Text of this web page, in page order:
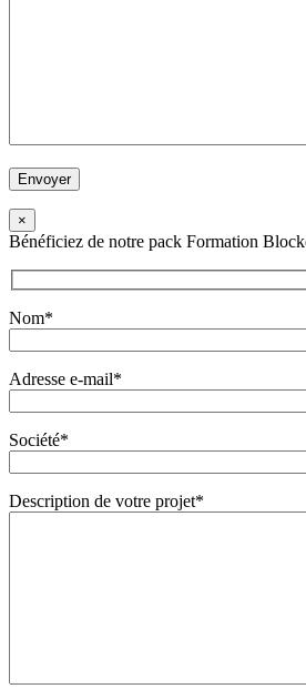
×
Bénéficiez de notre pack Formation
Nom*
Adresse e-mail*
Société*
Description de votre projet*